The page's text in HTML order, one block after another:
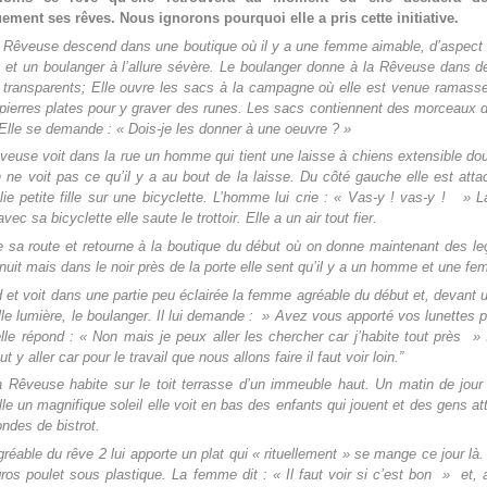
ses rêves. Nous ignorons pourquoi elle a pris cette initiative.
descend dans une boutique où il y a une femme aimable, d’aspect
un boulanger à l’allure sévère. Le boulanger donne à la Rêveuse dans
Elle ouvre les sacs à la campagne où elle est venue
plates pour y graver des runes. Les sacs contiennent des morceaux
se demande : « Dois-je les donner à une oeuvre ? »
voit dans la rue un homme qui tient une laisse à chiens extensible
ne voit pas ce qu’il y a au bout de la laisse. Du côté gauche elle est
petite fille sur une bicyclette. L’homme lui crie : « Vas-y ! vas-y ! »
sa bicyclette elle saute le trottoir. Elle a un air tout fier.
sa route et retourne à la boutique du début où on donne maintenant des
mais dans le noir près de la porte elle sent qu’il y a un homme et une
et voit dans une partie peu éclairée la femme agréable du début et, devant
lumière, le boulanger. Il lui demande : » Avez vous apporté vos lunettes
répond : « Non mais je peux aller les chercher car j’habite tout près »
y aller car pour le travail que nous allons faire il faut voir loin.”
habite sur le toit terrasse d’un immeuble haut. Un matin de
un magnifique soleil elle voit en bas des enfants qui jouent et des gens
de bistrot.
du rêve 2 lui apporte un plat qui « rituellement » se mange ce jour
poulet sous plastique. La femme dit : « Il faut voir si c’est bon » et,